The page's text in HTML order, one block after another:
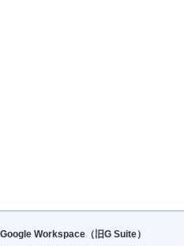
Google Workspace（旧G Suite）